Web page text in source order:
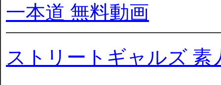
一本道 無料動画
ストリートギャルズ 素